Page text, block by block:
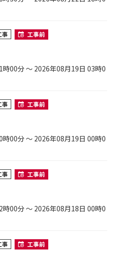
事 工事前
00分 ～ 2026年08月19日 03時0
事 工事前
00分 ～ 2026年08月19日 00時0
事 工事前
00分 ～ 2026年08月18日 00時0
事 工事前